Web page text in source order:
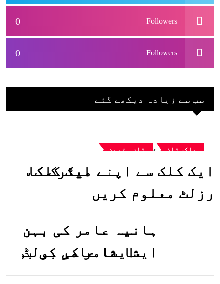
0 Followers
0 Followers
سب سے زیادہ دیکھے گئے
پاکستان , تازہ ترین
ایک کلک سے اپنے میٹرک کا
رزلٹ معلوم کریں
ہانیہ عامر کی بہن
ایشا عامر کی بولڈ
تصاویر وائرل ہو